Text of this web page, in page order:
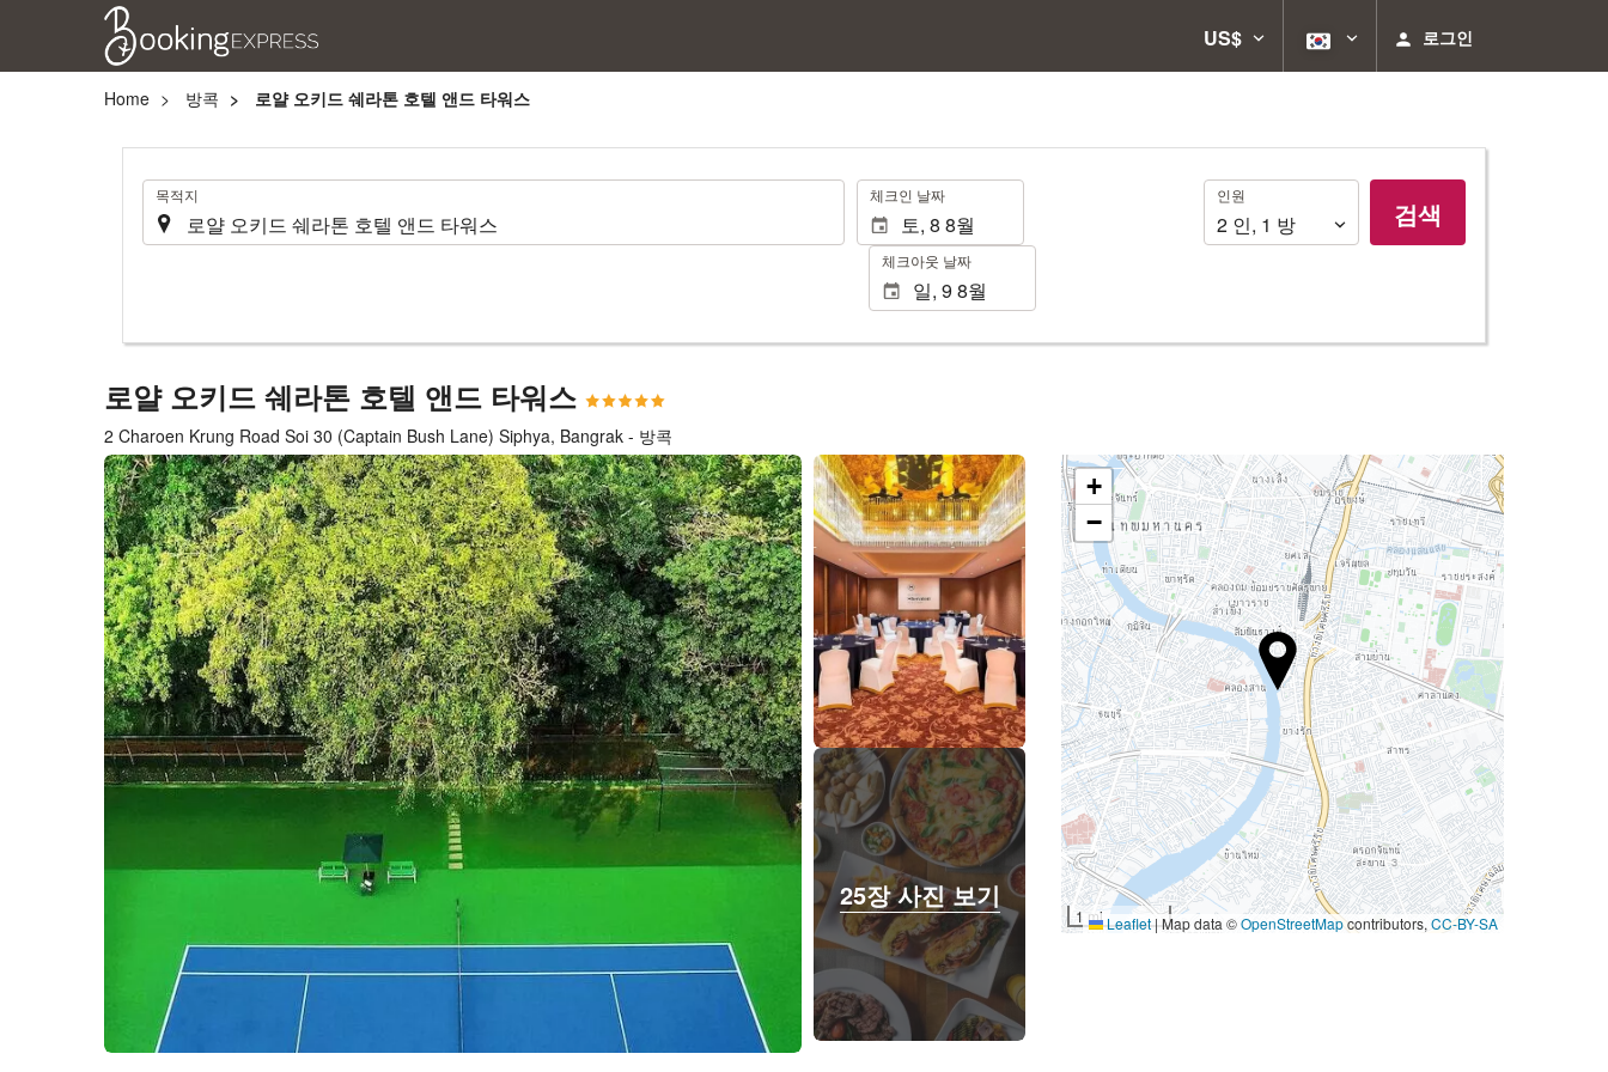
US$ 로그인
Home 방콕 로얄 오키드 쉐라톤 호텔 앤드 타워스
. 목적지 . 체크인 날짜
체크아웃 날짜
인
원
인원
2 인, 1 방 검색
로얄 오키드 쉐라톤 호텔 앤드 타워스
2 Charoen Krung Road Soi 30 (Captain Bush Lane) Siphya, Bangrak - 방콕
25장 사진 보기
25장 사진 보기
+
−
1 miLeaflet|Map data ©OpenStreetMapcontributors, CC-BY-SA